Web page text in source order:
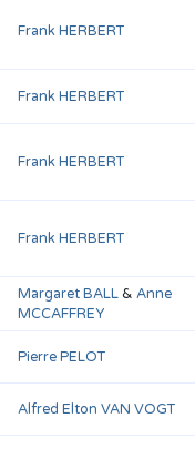
Frank HERBERT
Frank HERBERT
Frank HERBERT
Frank HERBERT
Margaret BALL&Anne
MCCAFFREY
Pierre PELOT
Alfred Elton VAN VOGT